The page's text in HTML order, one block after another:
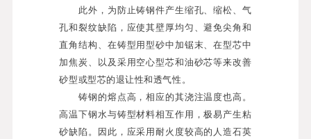
此外，为防止铸钢件产生缩孔、缩松、气
孔和裂纹缺陷，应使其壁厚均匀、避免尖角和
直角结构、在铸型用型砂中加锯末、在型芯中
加焦炭、以及采用空心型芯和油砂芯等来改善
砂型或型芯的退让性和透气性。
铸钢的熔点高，相应的其浇注温度也高。
高温下钢水与铸型材料相互作用，极易产生粘
砂缺陷。因此，应采用耐火度较高的人造石英